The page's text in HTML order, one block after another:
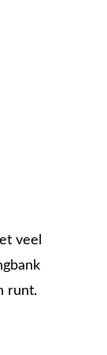
veel
runt.